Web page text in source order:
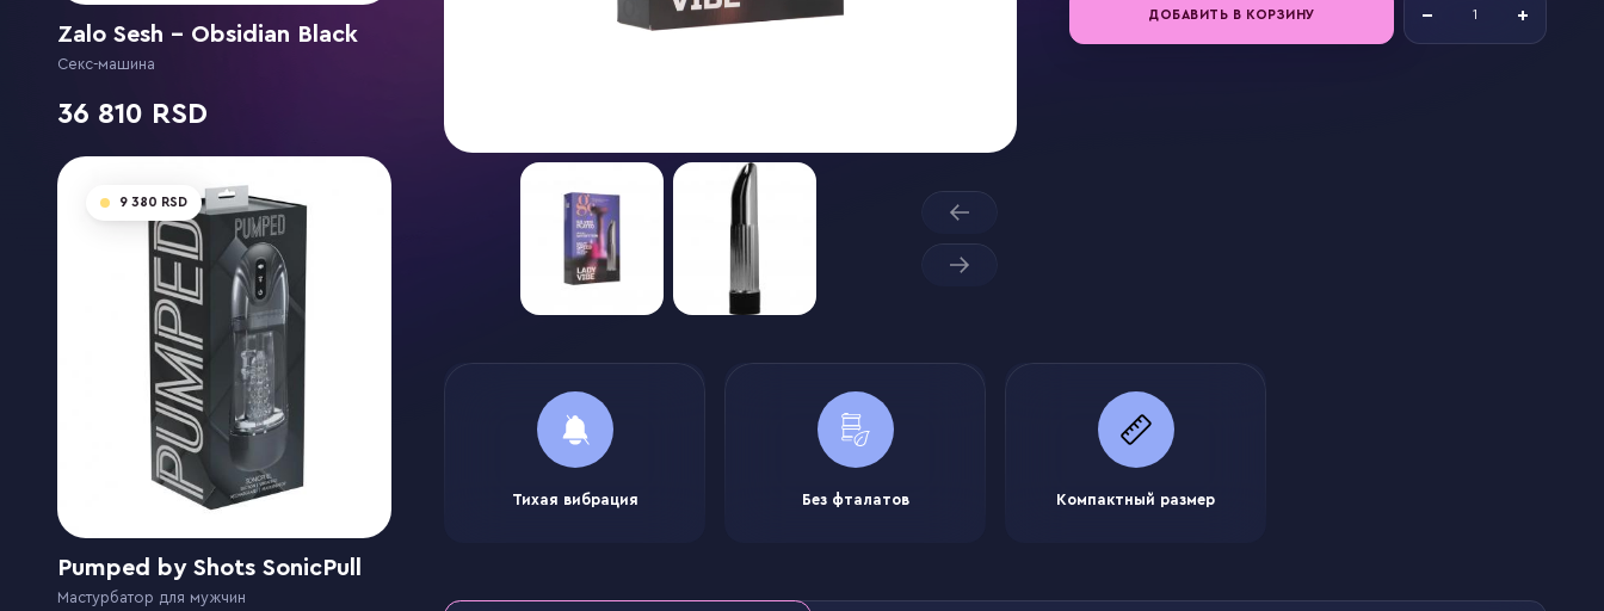
Zalo Sesh - Obsidian Black
Секс-машина
36 810
9 380
Pumped by Shots SonicPull
Мастурбатор для мужчин
ДОБАВИТЬ В КОРЗИНУ
Тихая вибрация Без фталатов Компактный размер